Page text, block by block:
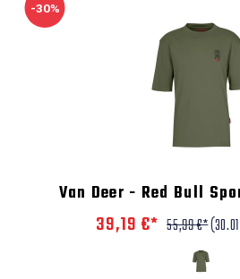
-30%
Van Deer - Red Bull
39,19 €* 55,99 €*